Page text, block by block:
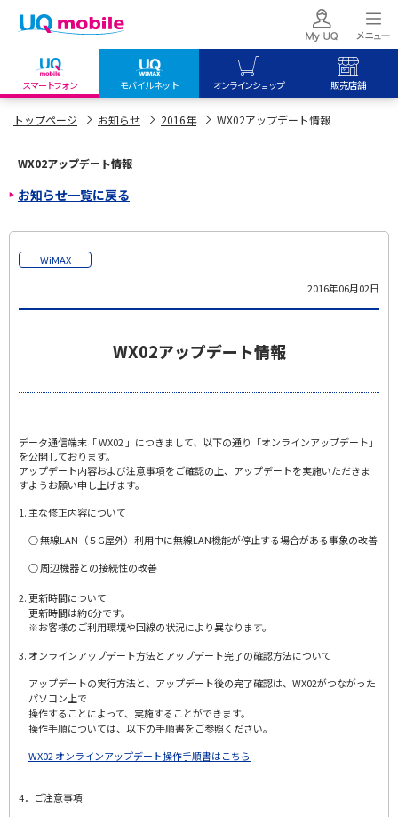
スマートフォン モバイルネット オンラインショップ 販売店舗
my UQ WiMAX
My UQ mobile
UQ mobile ご契約の方
UQ mobile
データチャージサイト
UQ mobile
UQ WiMAX
オンラインショップ
UQ mobile
UQ WiMAX
販売店舗
トップページ お知らせ 2016年 WX02アップデート情報
WX02アップデート情報
お知らせ一覧に戻る
WiMAX
2016年06月02日
WX02アップデート情報
データ通信端末「 WX02 」につきまして、以下の通り「オンラインアップデート」
を公開しております。
アップデート内容および注意事項をご確認の上、アップデートを実施いただきま
すようお願い申し上げます。
1. 主な修正内容について
○ 無線LAN（５G屋外）利用中に無線LAN機能が停止する場合がある事象の改善
○ 周辺機器との接続性の改善
2. 更新時間について
更新時間は約6分です。
※お客様のご利用環境や回線の状況により異なります。
3. オンラインアップデート方法とアップデート完了の確認方法について
アップデートの実行方法と、アップデート後の完了確認は、WX02がつながった
パソコン上で
操作することによって、実施することができます。
操作手順については、以下の手順書をご参照ください。
WX02 オンラインアップデート操作手順書はこちら
4．ご注意事項